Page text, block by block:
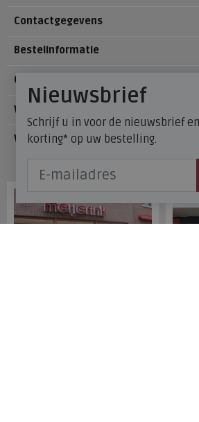
Contactgegevens
Bestelinformatie
Over Meijerink Schoenen
Voetzorg
Veelgestelde vragen
Nieuwsbrief
Schrijf u in voor de nieuwsbrief
korting* op uw bestelling.